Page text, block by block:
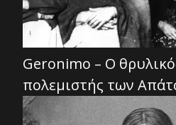
Geronimo – Ο
πολεμιστής των